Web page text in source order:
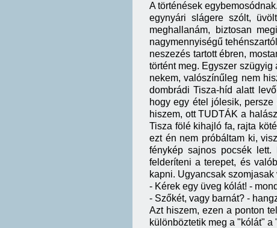
A történések
egynyári slágere szólt,
meghallanám, biztosan
nagymennyiségű
neszezés tartott ébren,
történt meg. Egyszer
nekem, valószínűleg nem
dombrádi Tisza-híd alatt
hogy egy étel jólesik,
hiszem, ott TUDTÁK a
Tisza fölé kihajló fa, rajta
ezt én nem próbáltam ki,
fénykép sajnos pocsék
felderíteni a terepet, és
kapni. Ugyancsak
- Kérek egy üveg kólát! -
- Szőkét, vagy barnát? -
Azt hiszem, ezen a ponton
különböztetik meg a "kólát"